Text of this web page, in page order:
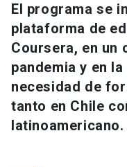
Universidad
Información para
Futuros estudiantes
Estudiantes
Go to english site
ACCESOS DIRECTOS
El programa se
plataforma de
Coursera, en un
pandemia y en
necesidad de
tanto en Chile
latinoamericano.